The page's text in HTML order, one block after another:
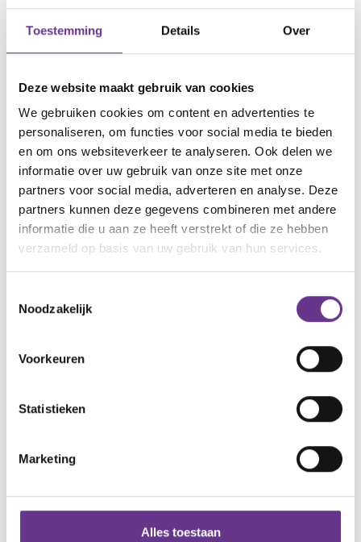
Toestemming Details Over
Deze website maakt gebruik van cookies
We gebruiken cookies om content en advertenties te
personaliseren, om functies voor social media te bieden
en om ons websiteverkeer te analyseren. Ook delen we
informatie over uw gebruik van onze site met onze
partners voor social media, adverteren en analyse. Deze
partners kunnen deze gegevens combineren met andere
informatie die u aan ze heeft verstrekt of die ze hebben
verzameld op basis van uw gebruik van hun services.
Noodzakelijk
Voorkeuren
Statistieken
Marketing
Alles toestaan
de nieuwste inspirerende verhalen in je mailbox!
Huidigethema's
De eerste tijd Diagnose
Jij en je gezin Puberteit
Seksualiteit
dagbesteding
Rouw & Verlies
jezelf
Medisch
syndroom